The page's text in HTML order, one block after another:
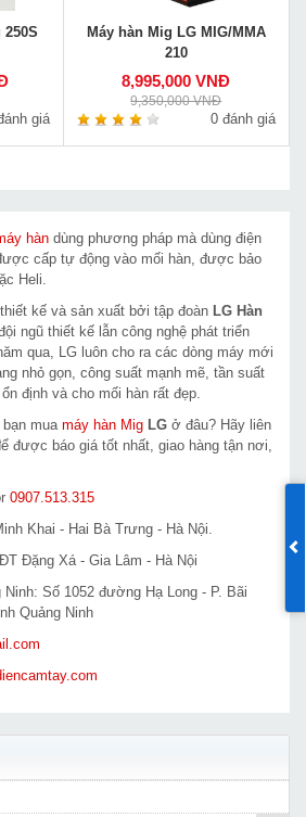
giá
Máy hàn Mig LG MIG/MMA
210
8,995,000 VNĐ
9,350,000 VNĐ
0 đánh giá
hàn dùng phương pháp mà dùng điện
cấp tự động vào mối hàn, được bảo
Heli.
kế và sản xuất bởi tập đoàn LG Hàn
ngũ thiết kế lẫn công nghệ phát triển
qua, LG luôn cho ra các dòng máy mới
nhỏ gọn, công suất mạnh mẽ, tần suất
định và cho mối hàn rất đẹp.
mua máy hàn Mig LG ở đâu? Hãy liên
được báo giá tốt nhất, giao hàng tận nơi,
0907.513.315
Khai - Hai Bà Trưng - Hà Nội.
Đặng Xá - Gia Lâm - Hà Nội
Số 1052 đường Hạ Long - P. Bãi
Quảng Ninh